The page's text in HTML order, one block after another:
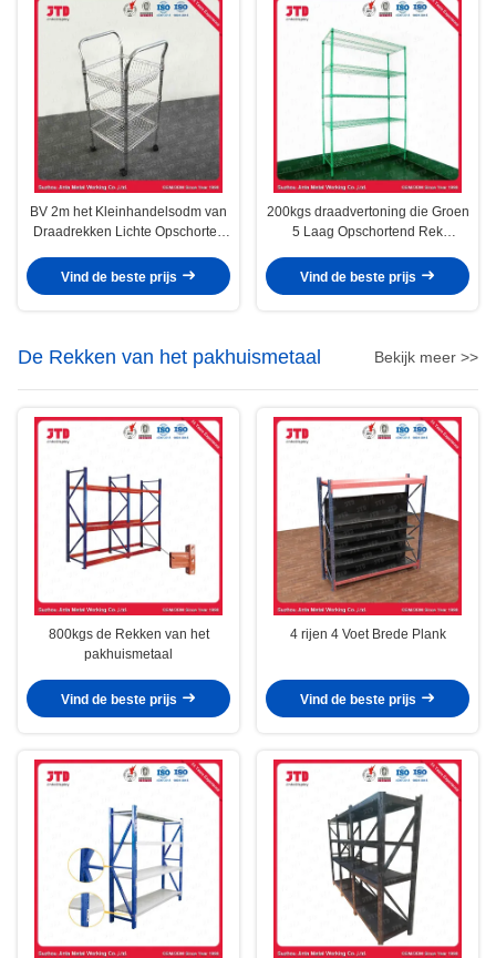
BV 2m het Kleinhandelsodm van
Draadrekken Lichte Opschorten
Vind de beste prijs
200kgs draadvertoning die Groen
5 Laag Opschortend Rek
Vind de beste prijs
De Rekken van het pakhuismetaal Bekijk meer >>
800kgs de Rekken van het
pakhuismetaal
Vind de beste prijs
4 rijen 4 Voet Brede Plank
Vind de beste prijs